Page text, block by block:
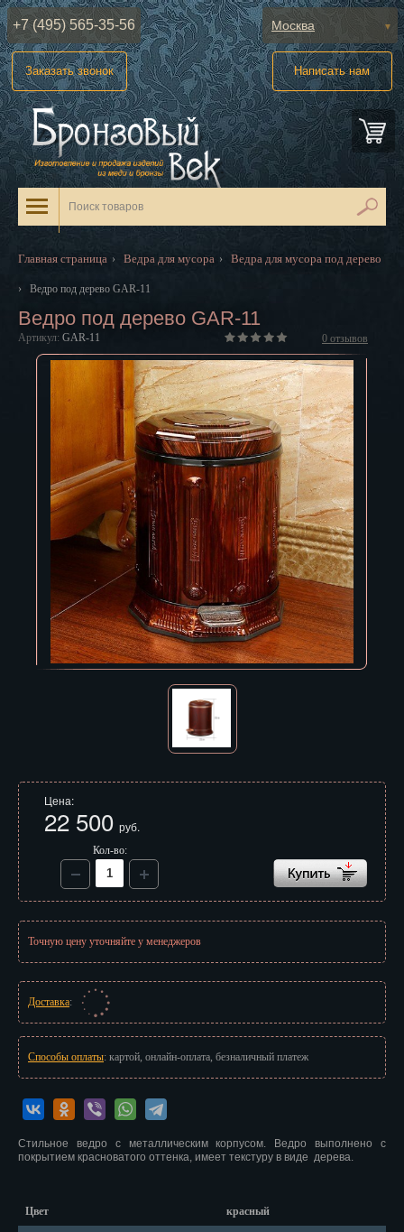
+7 (495) 565-35-56 Москва
Абакан
Анадырь
Архангельск
Астрахань
Великий Новгород
Владивосток
Владикавказ
Владимир
Волгоград
Вологда
Воронеж
Горно-Алтайск
Зеленоград
Иркутск
Казань
Калуга
Кострома
Заказать звонок Написать нам
Главная страница › Ведра для мусора › Ведра для мусора под дерево
› Ведро под дерево GAR-11
Ведро под дерево GAR-11
Артикул: GAR-11 0 отзывов
Цена:
22 500 руб.
Кол-во:
Точную цену уточняйте у менеджеров
Доставка:
Способы оплаты: картой, онлайн-оплата, безналичный платеж
Стильное ведро с металлическим корпусом. Ведро выполнено с
покрытием красноватого оттенка, имеет текстуру в виде дерева.
Цвет красный